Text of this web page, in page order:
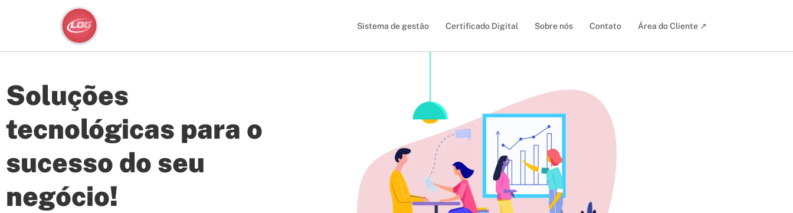
Sistema de gestão Certificado Digital Sobre nós Contato Área do Cliente ↗
Soluções
tecnológicas para o
sucesso do seu
negócio!